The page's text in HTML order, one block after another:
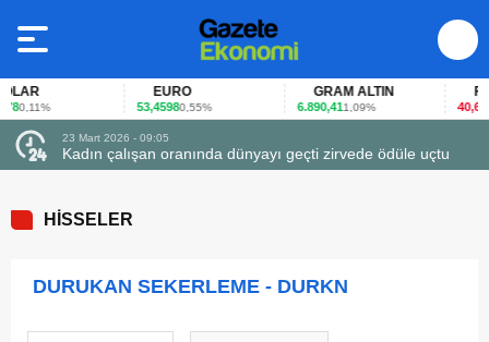
0,11%
EURO
53,45980,55%
GRAM ALTIN
6.890,411,09%
FAİZ
40,65-
23 Mart 2026 - 09:05
Kadın çalışan oranında dünyayı geçti zirvede ödüle uçtu
HİSSELER
DURUKAN SEKERLEME - DURKN